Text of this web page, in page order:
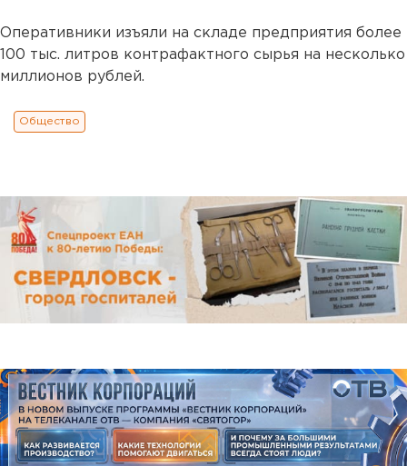
Оперативники изъяли на складе предприятия более
100 тыс. литров контрафактного сырья на несколько
миллионов рублей.
Общество